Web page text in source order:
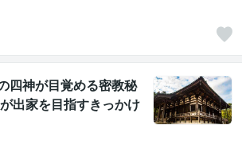
四神が目覚める密教秘
出家を目指すきっかけ
スターキー☆